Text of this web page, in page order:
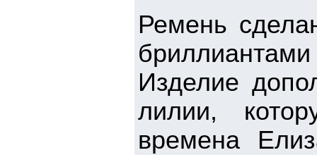
Ремень
Изделие
лилии,
времена